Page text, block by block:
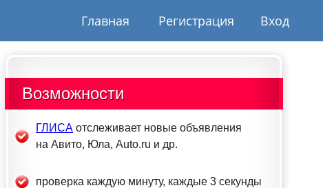
Главная Регистрация Вход
Возможности
ГЛИСА отслеживает новые объявления
на Авито, Юла, Auto.ru и др.
проверка каждую минуту, каждые 3 секунды